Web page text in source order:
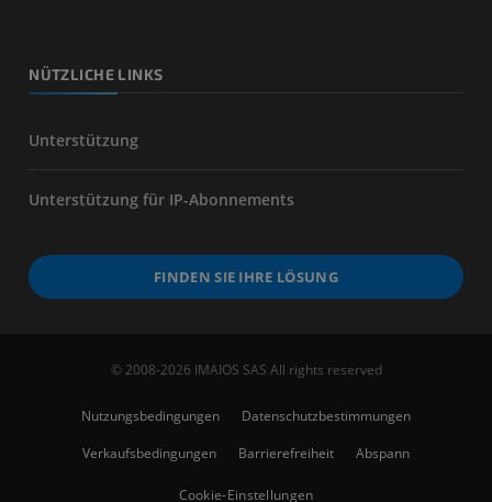
NÜTZLICHE LINKS
Unterstützung
Unterstützung für IP-Abonnements
FINDEN SIE IHRE LÖSUNG
© 2008-2026 IMAIOS SAS All rights reserved
Nutzungsbedingungen
Datenschutzbestimmungen
Verkaufsbedingungen
Barrierefreiheit Abspann
Cookie-Einstellungen